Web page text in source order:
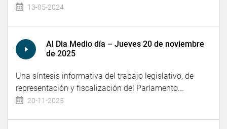
13-05-2024
Al Dia Medio día – Jueves 20 de noviembre
de 2025
Una síntesis informativa del trabajo legislativo, de
representación y fiscalización del Parlamento...
20-11-2025